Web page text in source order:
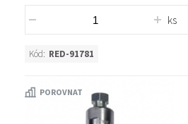
ks
Kód: RED-91781
POROVNAT